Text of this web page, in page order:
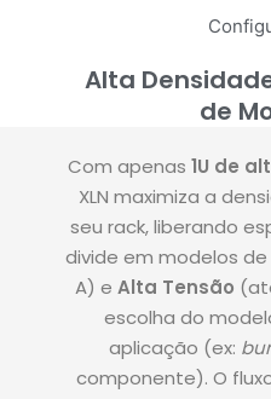
Alta
de
Com apenas 1U de
XLN maximiza a
seu rack, liberando
divide em modelos de
A) e Alta Tensão
escolha do
aplicação (ex:
componente). O